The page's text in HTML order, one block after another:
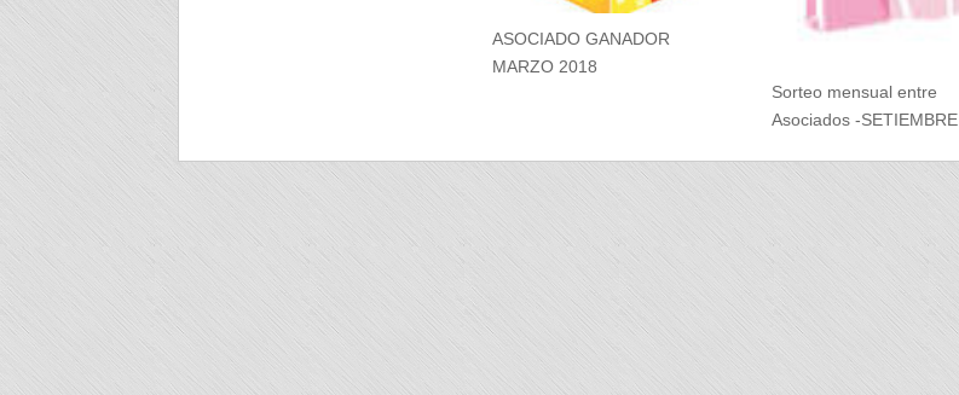
ASOCIADO GANADOR
MARZO 2018
Sorteo mensual entre
Asociados -SETIEMBRE